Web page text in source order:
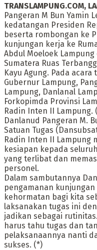
TRANSLAMPUNG.COM,
Pangeran M Bun Yamin
kedatangan Presiden
beserta rombongan ke
kunjungan kerja ke
Abdul Moeloek
Sumatera Ruas
Kayu Agung. Pada
Gubernur Lampung,
Lampung, Danlanal
Forkopimda Provinsi
Radin Inten II Lampung.
Danlanud Pangeran M.
Satuan Tugas
Radin Inten II Lampung
kesiapan kepada
yang terlibat dan
personel.
Dalam sambutannya
pengamanan
kehormatan bagi kita
laksanakan tugas ini
jadikan sebagai
harus tahu tugas dan
pelaksanaannya nanti
sukses. (*)